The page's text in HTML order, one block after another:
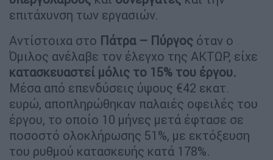
επιτάχυνση των εργασιών.
Αντίστοιχα στο Πάτρα – Πύργος όταν ο
Όμιλος ανέλαβε τον έλεγχο της ΑΚΤΩΡ, είχε
κατασκευαστεί μόλις το 15% του έργου.
Μέσα από επενδύσεις ύψους €42 εκατ.
ευρώ, αποπληρώθηκαν παλαιές οφειλές του
έργου, το οποίο 10 μήνες μετά έφτασε σε
ποσοστό ολοκλήρωσης 51%, με εκτόξευση
του ρυθμού κατασκευής κατά 178%.